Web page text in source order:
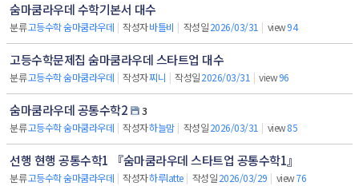
숨마쿰라우데 수학기본서 대수
분류고등수학 숨마쿰라우데 | 작성자바틀비 | 작성일2026/03/31 | view94
고등수학문제집 숨마쿰라우데 스타트업 대수
분류고등수학 숨마쿰라우데 | 작성자찌니 | 작성일2026/03/31 | view96
숨마쿰라우데 공통수학2
3
분류고등수학 숨마쿰라우데 | 작성자하늘맘 | 작성일2026/03/31 | view85
선행 현행 공통수학1 『숨마쿰라우데 스타트업 공통수학1』
분류고등수학 숨마쿰라우데 | 작성자하루latte | 작성일2026/03/29 | view76